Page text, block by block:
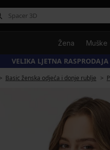
Žena Muške
VELIKA LJETNA
Basic ženska odjeća i donje rublje